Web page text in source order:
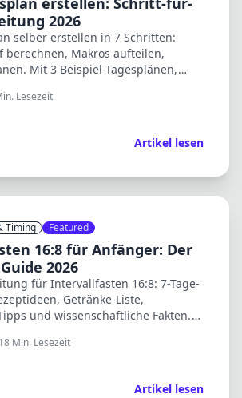
2026
selber erstellen in 7 Schritten:
berechnen, Makros aufteilen,
Mit 3 Beispiel-Tagesplänen,
Lesezeit
Artikel lesen
Timing Featured
16:8 für Anfänger: Der
2026
für Intervallfasten 16:8: 7-Tage-
Getränke-Liste,
und wissenschaftliche Fakten.
18 Min. Lesezeit
Artikel lesen